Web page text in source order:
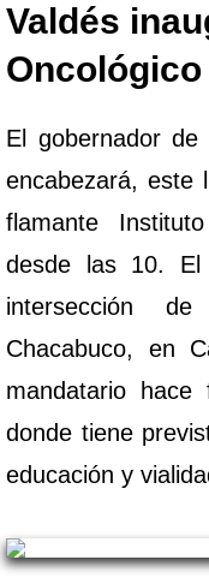
Valdés
El gobernador
encabezará, este
flamante
desde las 10.
intersección
Chacabuco, en
mandatario
donde tiene
educación y